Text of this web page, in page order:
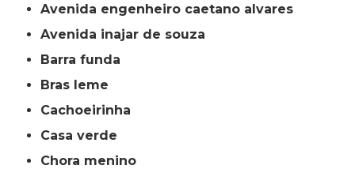
avenida engenheiro caetano alvares
avenida inajar de souza
barra funda
bras leme
cachoeirinha
casa verde
chora menino